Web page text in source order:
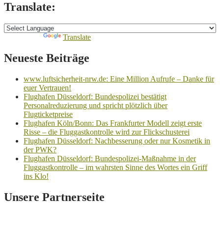
Translate:
Translate
Neueste Beiträge
www.luftsicherheit-nrw.de: Eine Million Aufrufe – Danke für
euer Vertrauen!
Flughafen Düsseldorf: Bundespolizei bestätigt
Personalreduzierung und spricht plötzlich über
Flugticketpreise
Flughafen Köln/Bonn: Das Frankfurter Modell zeigt erste
Risse – die Fluggastkontrolle wird zur Flickschusterei
Flughafen Düsseldorf: Nachbesserung oder nur Kosmetik in
der PWK?
Flughafen Düsseldorf: Bundespolizei-Maßnahme in der
Fluggastkontrolle – im wahrsten Sinne des Wortes ein Griff
ins Klo!
Unsere Partnerseite